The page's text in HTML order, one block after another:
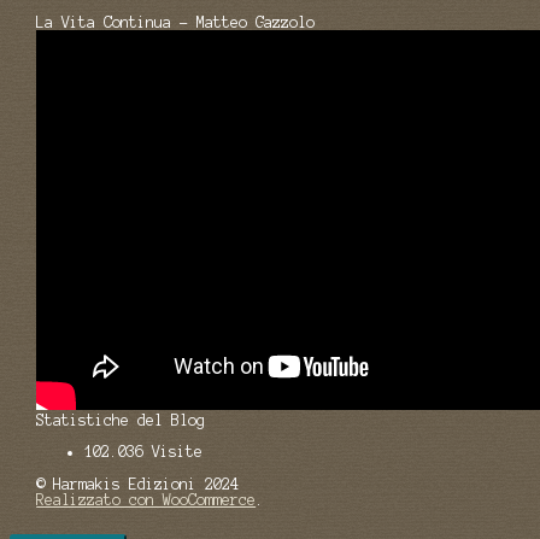
La Vita Continua - Matteo Gazzolo
Statistiche del Blog
102.036 Visite
© Harmakis Edizioni 2024
Realizzato con WooCommerce